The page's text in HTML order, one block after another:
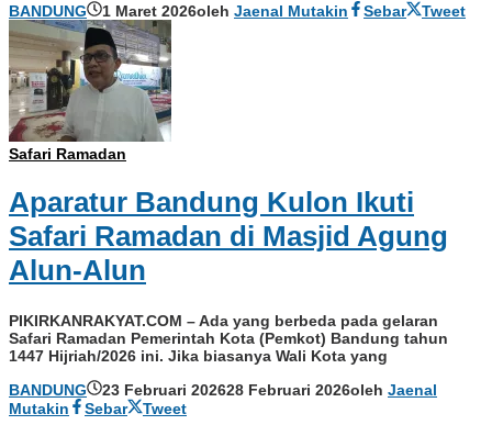
BANDUNG
1 Maret 2026oleh Jaenal Mutakin Sebar Tweet
Safari Ramadan
Aparatur Bandung Kulon Ikuti
Safari Ramadan di Masjid Agung
Alun-Alun
PIKIRKANRAKYAT.COM – Ada yang berbeda pada gelaran
Safari Ramadan Pemerintah Kota (Pemkot) Bandung tahun
1447 Hijriah/2026 ini. Jika biasanya Wali Kota yang
BANDUNG
23 Februari 202628 Februari 2026oleh Jaenal
Mutakin
Sebar Tweet